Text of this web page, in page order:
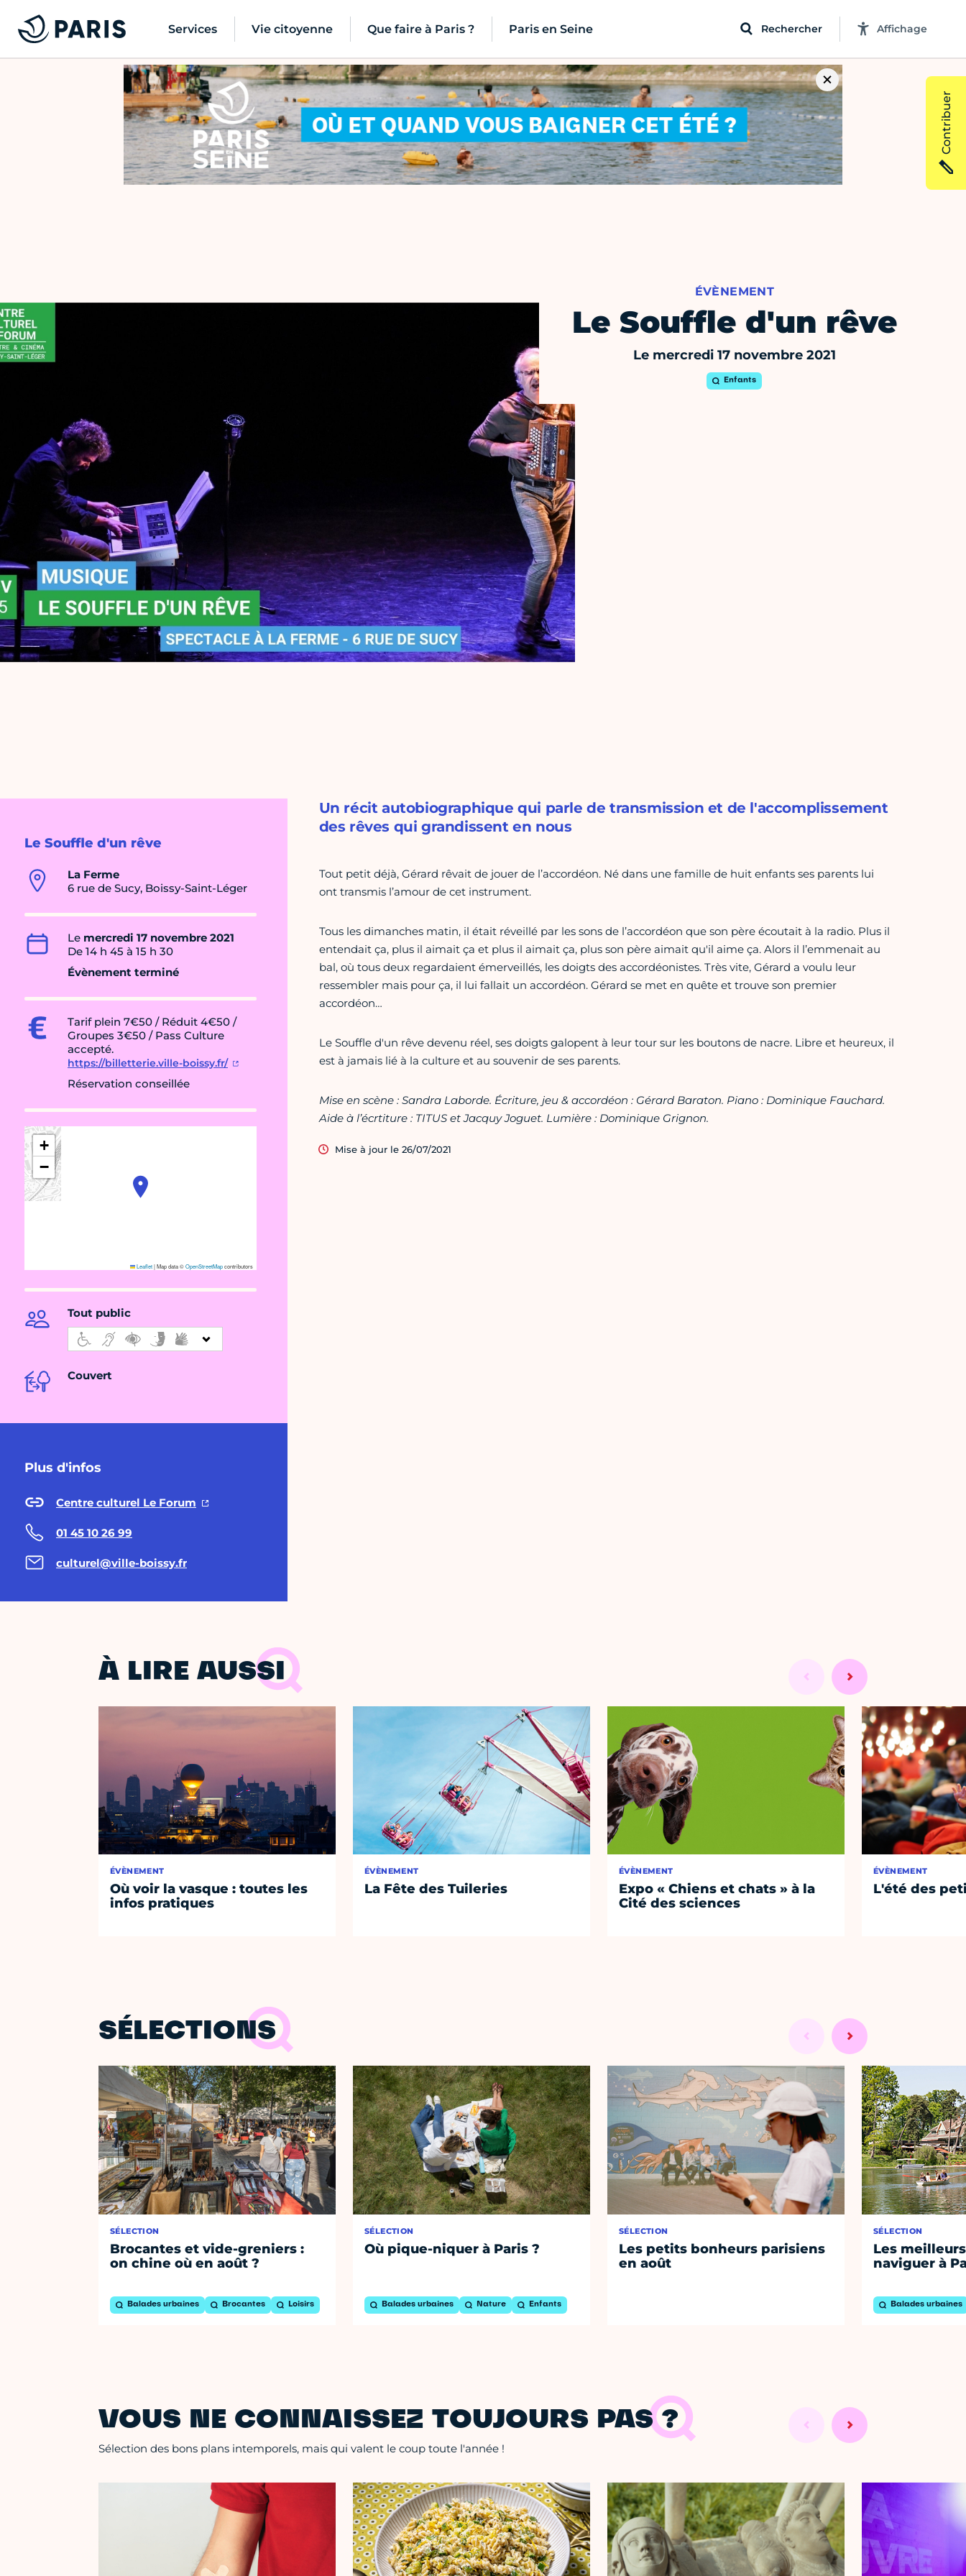
Services Vie citoyenne Que faire à Paris ? Paris en Seine Rechercher Affichage
ÉVÈNEMENT
Le Souffle d'un rêve
Le mercredi 17 novembre 2021
Enfants
Le Souffle d'un rêve
La Ferme
6 rue de Sucy, Boissy-Saint-Léger
Le mercredi 17 novembre 2021
De 14 h 45 à 15 h 30
Évènement terminé
Tarif plein 7€50 / Réduit 4€50 /
Groupes 3€50 / Pass Culture
accepté.
https://billetterie.ville-boissy.fr/
Réservation conseillée
+
−
Leaflet|Map data ©OpenStreetMapcontributors
Tout public
Couvert
Plus d'infos
Centre culturel Le Forum
01 45 10 26 99
culturel@ville-boissy.fr
Un récit autobiographique qui parle de transmission et de l'accomplissement
des rêves qui grandissent en nous
Tout petit déjà, Gérard rêvait de jouer de l’accordéon. Né dans une famille de huit enfants ses parents lui
ont transmis l’amour de cet instrument.
Tous les dimanches matin, il était réveillé par les sons de l’accordéon que son père écoutait à la radio. Plus il
entendait ça, plus il aimait ça et plus il aimait ça, plus son père aimait qu'il aime ça. Alors il l’emmenait au
bal, où tous deux regardaient émerveillés, les doigts des accordéonistes. Très vite, Gérard a voulu leur
ressembler mais pour ça, il lui fallait un accordéon. Gérard se met en quête et trouve son premier
accordéon…
Le Souffle d'un rêve devenu réel, ses doigts galopent à leur tour sur les boutons de nacre. Libre et heureux, il
est à jamais lié à la culture et au souvenir de ses parents.
Mise en scène : Sandra Laborde. Écriture, jeu & accordéon : Gérard Baraton. Piano : Dominique Fauchard.
Aide à l’écrtiture : TITUS et Jacquy Joguet. Lumière : Dominique Grignon.
Mise à jour le 26/07/2021
À LIRE AUSSI
ÉVÈNEMENT
Où voir la vasque : toutes les
infos pratiques
ÉVÈNEMENT
La Fête des Tuileries
ÉVÈNEMENT
Expo « Chiens et chats » à la
Cité des sciences
ÉVÈNEMENT
L'été des
SÉLECTIONS
SÉLECTION
Brocantes et vide-greniers :
on chine où en août ?
Balades urbaines Brocantes Loisirs
SÉLECTION
Où pique-niquer à Paris ?
Balades urbaines Nature Enfants
SÉLECTION
Les petits bonheurs parisiens
en août
SÉLECTION
Les
naviguer à
Balades urbaines
VOUS NE CONNAISSEZ TOUJOURS PAS ?
Sélection des bons plans intemporels, mais qui valent le coup toute l'année !
Contribuer